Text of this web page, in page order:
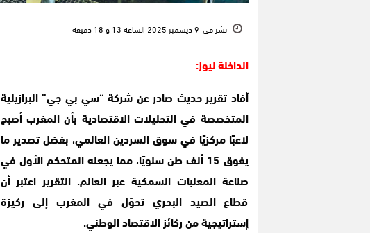
نشر في 9 ديسمبر 2025 الساعة 13 و 18 دقيقة
الداخلة نيوز:
أفاد تقرير حديث صادر عن شركة “سي بي جي” البرازيلية
المتخصصة في التحليلات الاقتصادية بأن المغرب أصبح
لاعبًا مركزيًا في سوق السردين العالمي، بفضل تصدير ما
يفوق 15 ألف طن سنويًا، مما يجعله المتحكم الأول في
صناعة المعلبات السمكية عبر العالم. التقرير اعتبر أن
قطاع الصيد البحري تحوّل في المغرب إلى ركيزة
إستراتيجية من ركائز الاقتصاد الوطني.